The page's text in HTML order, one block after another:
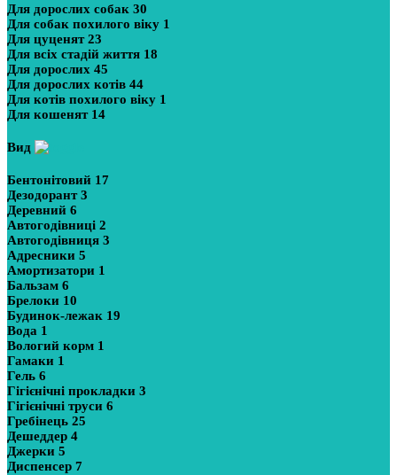
Для дорослих собак 30
Для собак похилого віку 1
Для цуценят23
Для всіх стадій життя 18
Для дорослих 45
Для дорослих котів 44
Для котів похилого віку 1
Для кошенят 14
Вид
Бентонітовий 17
Дезодорант3
Деревний 6
Автогодівниці 2
Автогодівниця 3
Адресники 5
Амортизатори 1
Бальзам 6
Брелоки 10
Будинок-лежак 19
Вода 1
Вологий корм 1
Гамаки 1
Гель 6
Гігієнічні прокладки 3
Гігієнічні труси 6
Гребінець 25
Дешеддер 4
Джерки 5
Диспенсер 7